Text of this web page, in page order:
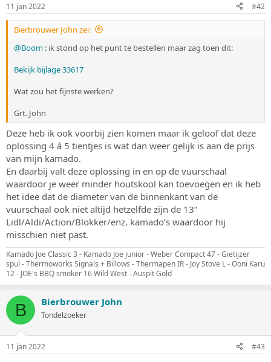
11 jan 2022 #42
Bierbrouwer John zei:
@Boom : ik stond op het punt te bestellen maar zag toen dit:
Bekijk bijlage 33617
Wat zou het fijnste werken?
Grt. John
Deze heb ik ook voorbij zien komen maar ik geloof dat deze
oplossing 4 á 5 tientjes is wat dan weer gelijk is aan de prijs
van mijn kamado.
En daarbij valt deze oplossing in en op de vuurschaal
waardoor je weer minder houtskool kan toevoegen en ik heb
het idee dat de diameter van de binnenkant van de
vuurschaal ook niet altijd hetzelfde zijn de 13”
Lidl/Aldi/Action/Blokker/enz. kamado’s waardoor hij
misschien niet past.
Kamado Joe Classic 3 - Kamado Joe junior - Weber Compact 47 - Gietijzer
spul - Thermoworks Signals + Billows - Thermapen IR - Joy Stove L - Ooni Karu
12 - JOE's BBQ smoker 16 Wild West - Auspit Gold
B Bierbrouwer John
Tondelzoeker
11 jan 2022 #43